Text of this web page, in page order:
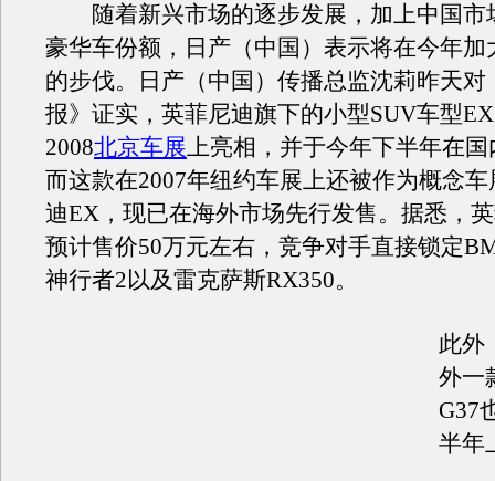
随着新兴市场的逐步发展，加上中国市
豪华车份额，日产（中国）表示将在今年加
的步伐。日产（中国）传播总监沈莉昨天对
报》证实，英菲尼迪旗下的小型SUV车型
2008北京车展上亮相，并于今年下半年在
而这款在2007年纽约车展上还被作为概念
迪EX，现已在海外市场先行发售。据悉，
预计售价50万元左右，竞争对手直接锁定
神行者2以及雷克萨斯RX350。
此外
外一
G37
半年